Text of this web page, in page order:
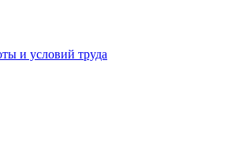
и условий труда